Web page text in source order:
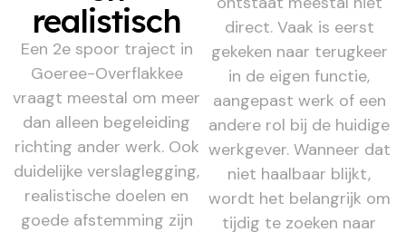
realistisch
Een 2e spoor traject in
Goeree-Overflakkee
vraagt meestal om meer
dan alleen begeleiding
richting ander werk. Ook
duidelijke verslaglegging,
realistische doelen en
goede afstemming zijn
direct. Vaak is eerst
gekeken naar terugkeer
in de eigen functie,
aangepast werk of een
andere rol bij de huidige
werkgever. Wanneer dat
niet haalbaar blijkt,
wordt het belangrijk om
tijdig te zoeken naar